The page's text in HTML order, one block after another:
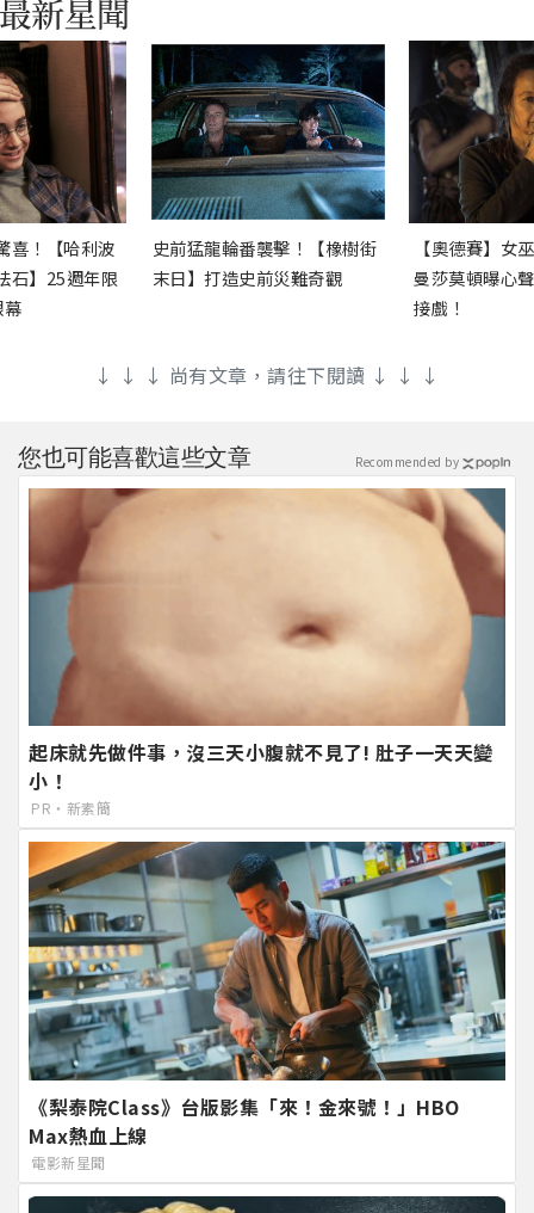
喜！【哈利波
石】25週年限
史前猛龍輪番襲擊！【橡樹街
末日】打造史前災難奇觀
【奧德賽】女
曼莎莫頓曝心
接戲！
↓ ↓ ↓ 尚有文章，請往下閱讀 ↓ ↓ ↓
您也可能喜歡這些文章
起床就先做件事，沒三天小腹就不見了! 肚子一天天變
小！
PR・新素簡
《梨泰院Class》台版影集「來！金來號！」HBO
Max熱血上線
電影新星聞
Recommended by